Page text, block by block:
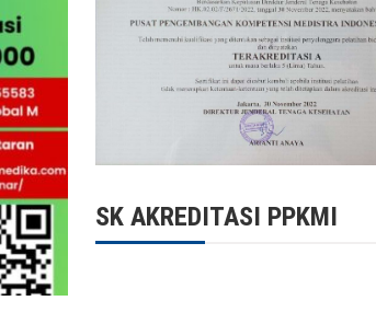
SK AKREDITASI PPKMI